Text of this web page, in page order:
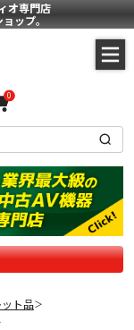
オ専門店
ョップ。
0
ト品＞